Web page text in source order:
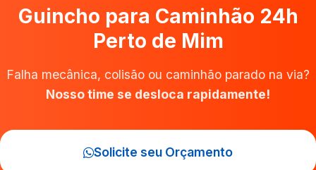
Guincho para Caminhão 24h
Perto de Mim
Falha mecânica, colisão ou caminhão parado na via?
Nosso time se desloca rapidamente!
Solicite seu Orçamento